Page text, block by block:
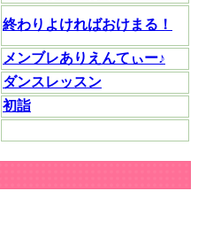
終わりよければおけまる！
メンブレありえんてぃー♪
ダンスレッスン
初詣